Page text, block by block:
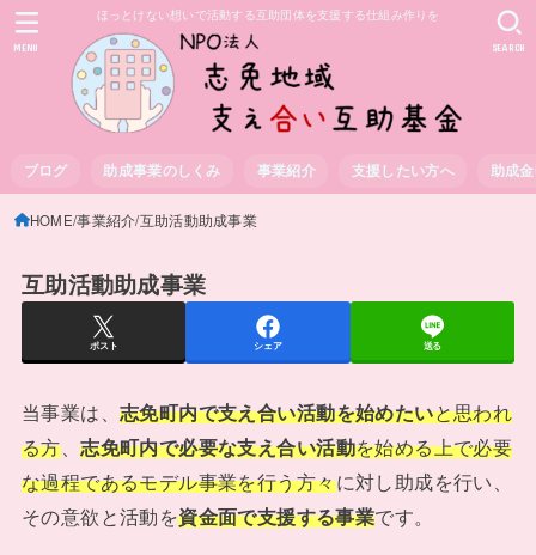
ほっとけない想いで活動する互助団体を支援する仕組み作りを
ブログ 助成事業のしくみ 事業紹介 支援したい方へ 助成
SEARCH
MENU
HOME 事業紹介 互助活動助成事業
互助活動助成事業
ポスト シェア 送る
当事業は、 志免町内で支え合い活動を始めたいと思われ
る方、志免町内で必要な支え合い活動を始める上で必要
な過程であるモデル事業を行う方々に対し助成を行い、
その意欲と活動を資金面で支援する事業です。